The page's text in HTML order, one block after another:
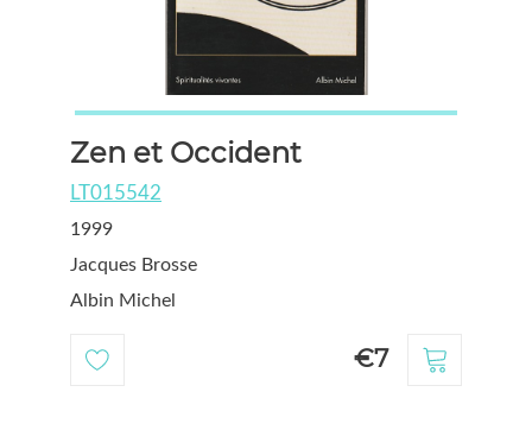
Zen et Occident
LT015542
1999
Jacques Brosse
Albin Michel
€7